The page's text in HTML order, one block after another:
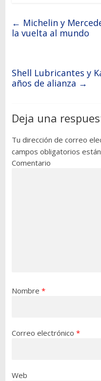
← Michelin y
la vuelta al mundo
Shell Lubricantes y
años de alianza →
Deja una
Tu dirección de correo
campos obligatorios
Comentario
Nombre *
Correo electrónico *
Web